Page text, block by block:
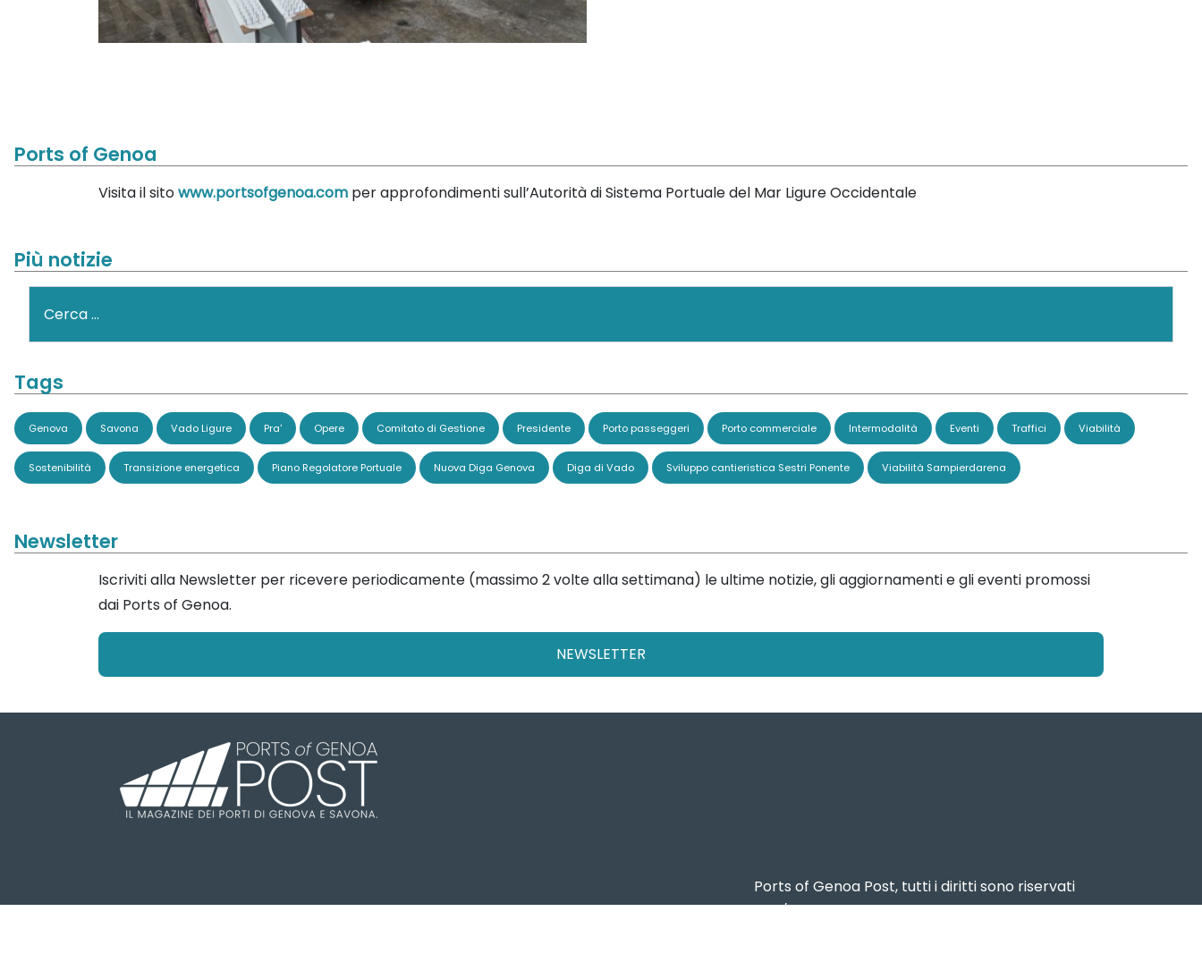
Ports of Genoa
Visita il sitowww.portsofgenoa.com per approfondimenti sull’Autorità di Sistema Portuale del Mar Ligure Occidentale
Più notizie
Tags
Genova Savona Vado Ligure Pra' Opere Comitato di Gestione Presidente Porto passeggeri Porto commerciale Intermodalità Eventi Traffici Viabilità
Sostenibilità Transizione energetica Piano Regolatore Portuale Nuova Diga Genova Diga di Vado Sviluppo cantieristica Sestri Ponente Viabilità Sampierdarena
Newsletter
Iscriviti alla Newsletter per ricevere periodicamente (massimo 2 volte alla settimana) le ultime notizie, gli aggiornamenti e gli eventi promossi
dai Ports of Genoa.
NEWSLETTER
Ports of Genoa Post, tutti i diritti sono riservati
Il Ports of Genoa POST è una testata registrata presso il Tribunale di Genova, R.G.V. 8409/2024 – Reg. Stampa n. 15 del 17 dicembre